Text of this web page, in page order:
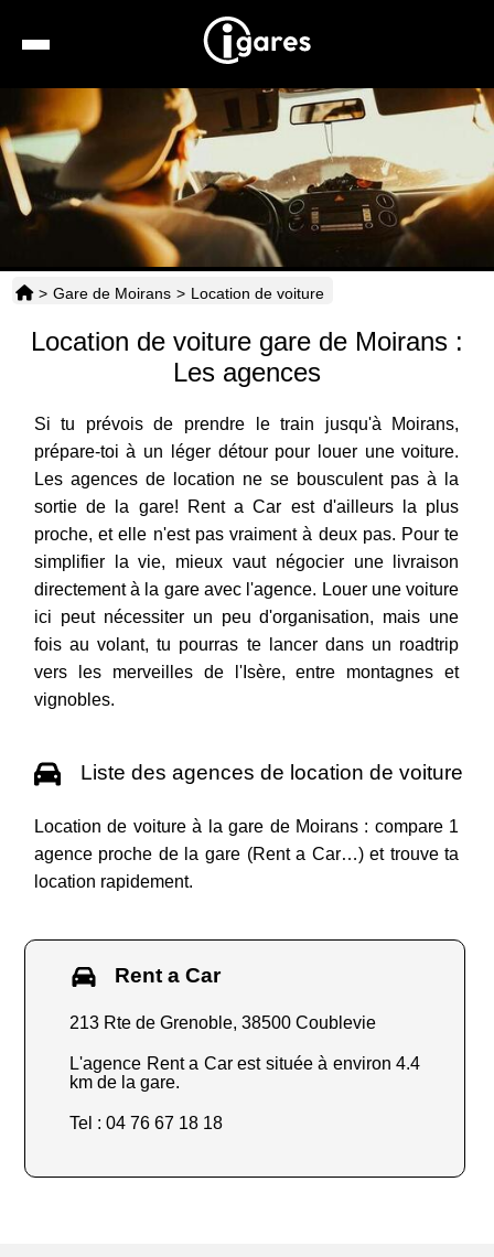
Recherche
Location de voiture
Hôtels
Taxis
Horaires
> Gare de Moirans > Location de voiture
Location de voiture gare de Moirans :
Les agences
Si tu prévois de prendre le train jusqu'à Moirans,
prépare-toi à un léger détour pour louer une voiture.
Les agences de location ne se bousculent pas à la
sortie de la gare! Rent a Car est d'ailleurs la plus
proche, et elle n'est pas vraiment à deux pas. Pour te
simplifier la vie, mieux vaut négocier une livraison
directement à la gare avec l'agence. Louer une voiture
ici peut nécessiter un peu d'organisation, mais une
fois au volant, tu pourras te lancer dans un roadtrip
vers les merveilles de l'Isère, entre montagnes et
vignobles.
Liste des agences de location de voiture
Location de voiture à la gare de Moirans : compare 1
agence proche de la gare (Rent a Car…) et trouve ta
location rapidement.
Rent a Car
213 Rte de Grenoble, 38500 Coublevie
L'agence Rent a Car est située à environ 4.4
km de la gare.
Tel : 04 76 67 18 18